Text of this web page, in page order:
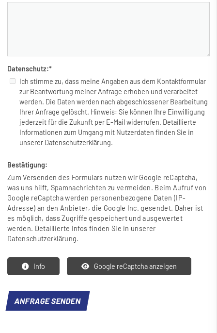
Datenschutz:*
Ich stimme zu, dass meine Angaben aus dem Kontaktformular
zur Beantwortung meiner Anfrage erhoben und verarbeitet
werden. Die Daten werden nach abgeschlossener Bearbeitung
Ihrer Anfrage gelöscht. Hinweis: Sie können Ihre Einwilligung
jederzeit für die Zukunft per E-Mail widerrufen. Detaillierte
Informationen zum Umgang mit Nutzerdaten finden Sie in
unserer Datenschutzerklärung.
Bestätigung:
Zum Versenden des Formulars nutzen wir Google reCaptcha,
was uns hilft, Spamnachrichten zu vermeiden. Beim Aufruf von
Google reCaptcha werden personenbezogene Daten (IP-
Adresse) an den Anbieter, die Google Inc. gesendet. Daher ist
es möglich, dass Zugriffe gespeichert und ausgewertet
werden. Detaillierte Infos finden Sie in unserer
Datenschutzerklärung.
Info Google reCaptcha anzeigen